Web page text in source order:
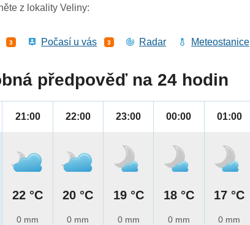
z lokality Veliny:
3 Počasí u vás 3 Radar Meteostanice
předpověď na 24 hodin
21:00
22 °C
0 mm
22:00
20 °C
0 mm
23:00
19 °C
0 mm
00:00
18 °C
0 mm
01:00
17 °C
0 mm